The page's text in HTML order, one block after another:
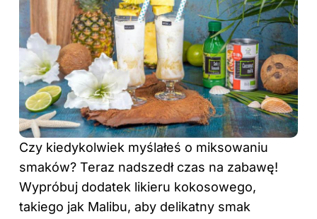
Czy kiedykolwiek myślałeś o miksowaniu
smaków? Teraz nadszedł czas na zabawę!
Wypróbuj dodatek likieru kokosowego,
takiego jak Malibu, aby delikatny smak